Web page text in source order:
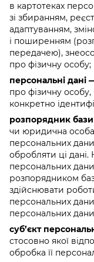
в картотеках
зі збиранням,
адаптуванням,
і поширенням
передачею),
про фізичну особу;
персональні дані
про фізичну
конкретно
розпорядник
чи юридична
персональних
обробляти ці
персональних
розпорядником
здійснювати
персональних
персональних
суб’єкт
стосовно якої
обробка її